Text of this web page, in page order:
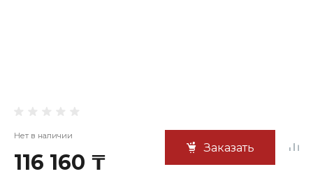
Нет в наличии
116 160 ₸
Заказать